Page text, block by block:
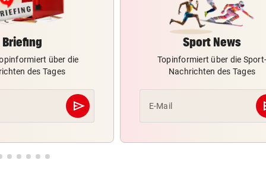
Briefing
über die
des Tages
send
Abschicken
Sport News
Topinformiert über die Sport-
Nachrichten des Tages
E-Mail